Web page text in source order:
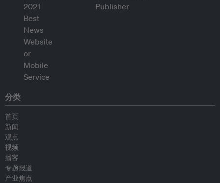
分类
首页
新闻
观点
视频
播客
专题报道
产业焦点